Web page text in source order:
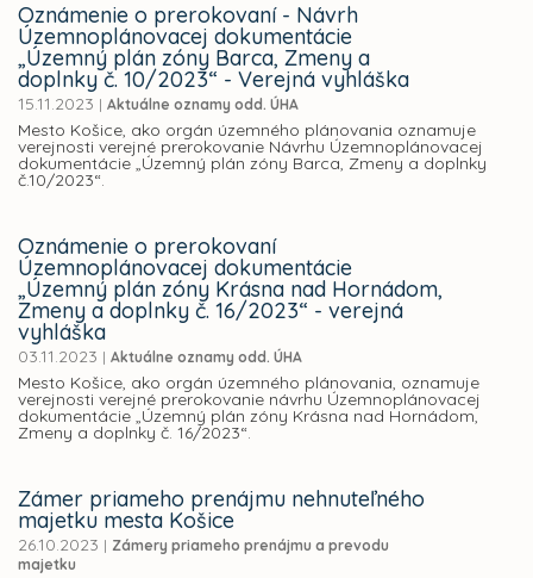
Oznámenie o prerokovaní - Návrh
Územnoplánovacej dokumentácie
„Územný plán zóny Barca, Zmeny a
doplnky č. 10/2023“ - Verejná vyhláška
15.11.2023 | Aktuálne oznamy odd. ÚHA
Mesto Košice, ako orgán územného plánovania oznamuje
verejnosti verejné prerokovanie Návrhu Územnoplánovacej
dokumentácie „Územný plán zóny Barca, Zmeny a doplnky
č.10/2023“.
Oznámenie o prerokovaní
Územnoplánovacej dokumentácie
„Územný plán zóny Krásna nad Hornádom,
Zmeny a doplnky č. 16/2023“ - verejná
vyhláška
03.11.2023 | Aktuálne oznamy odd. ÚHA
Mesto Košice, ako orgán územného plánovania, oznamuje
verejnosti verejné prerokovanie návrhu Územnoplánovacej
dokumentácie „Územný plán zóny Krásna nad Hornádom,
Zmeny a doplnky č. 16/2023“.
Zámer priameho prenájmu nehnuteľného
majetku mesta Košice
26.10.2023 | Zámery priameho prenájmu a prevodu
majetku